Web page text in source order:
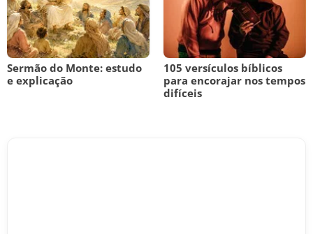
Sermão do Monte: estudo
e explicação
105 versículos bíblicos
para encorajar nos tempos
difíceis